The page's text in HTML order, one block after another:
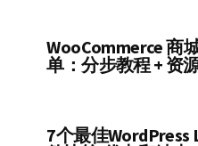
WooCommerce 商
单：分步教程 + 资
7个最佳WordPress